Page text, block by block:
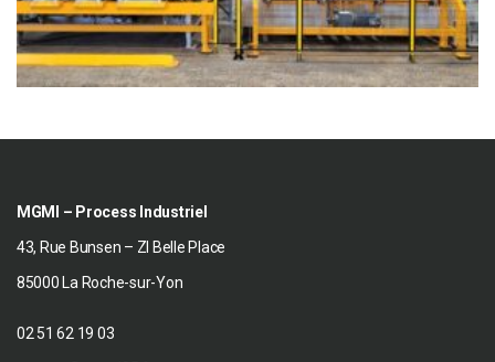
MGMI – Process Industriel
43, Rue Bunsen – ZI Belle Place
85000 La Roche-sur-Yon
02 51 62 19 03